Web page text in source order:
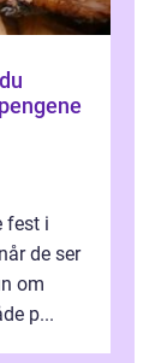
fest i
de ser
om
p...